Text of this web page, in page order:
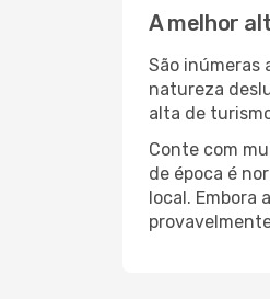
A melhor
São inúmeras
natureza
alta de
Conte com
de época é
local. Embora